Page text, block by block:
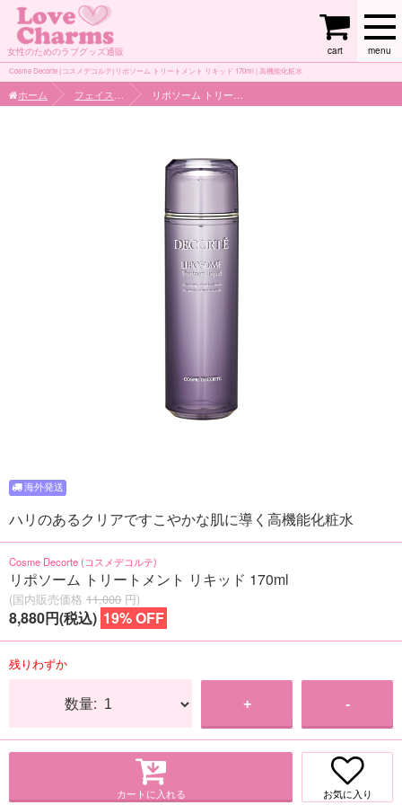
女性のためのラブグッズ通販 menu
cart
Cosme Decorte (コスメデコルテ)リポソーム トリートメント リキッド 170ml | 高機能化粧水
ホーム
ハリのあるクリアですこやかな肌に導く高機能化粧水
Cosme Decorte (コスメデコルテ)
リポソーム トリートメント リキッド 170ml
(国内販売価格 11,000 円)
8,880円(税込) 19% OFF
残りわずか
数量: + -
カートに入れる お気に入り